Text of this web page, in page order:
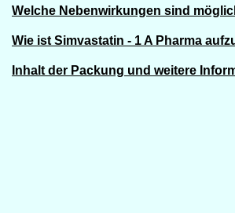
Welche Nebenwirkungen sind
Wie ist Simvastatin - 1 A Pharma
Inhalt der Packung und weitere